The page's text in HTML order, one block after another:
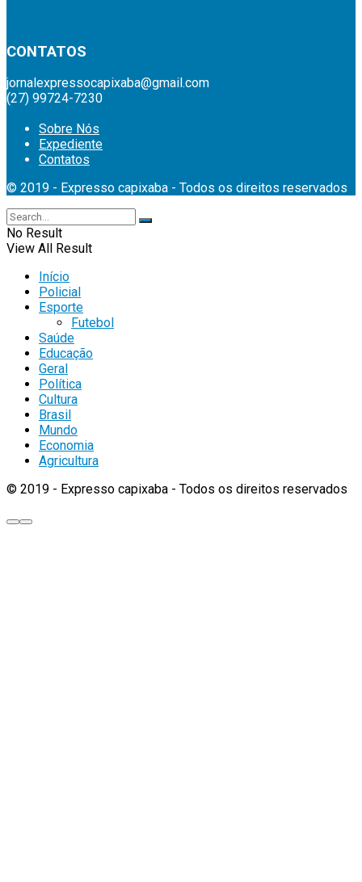
CONTATOS
jornalexpressocapixaba@gmail.com
(27) 99724-7230
Sobre Nós
Expediente
Contatos
© 2019 - Expresso capixaba - Todos os direitos reservados
No Result
View All Result
Início
Policial
Esporte
Futebol
Saúde
Educação
Geral
Política
Cultura
Brasil
Mundo
Economia
Agricultura
© 2019 - Expresso capixaba - Todos os direitos reservados